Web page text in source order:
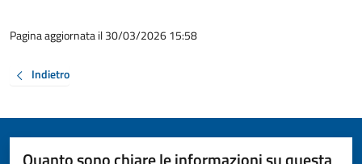
Pagina aggiornata il 30/03/2026 15:58
Indietro